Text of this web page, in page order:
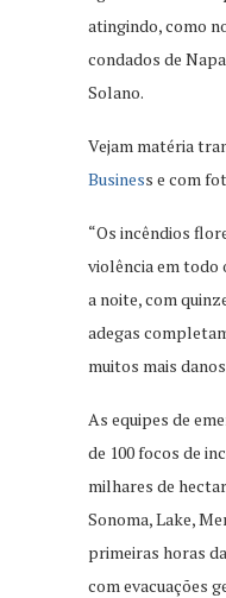
atingindo, como
condados de
Solano.
Vejam matéria
Business e com
“Os incêndios
violência em todo
a noite, com
adegas
muitos mais
As equipes de
de 100 focos de
milhares de
Sonoma, Lake,
primeiras horas
com evacuações